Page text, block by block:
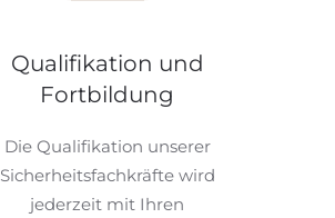
Qualifikation und
Fortbildung
Die Qualifikation unserer
Sicherheitsfachkräfte wird
jederzeit mit Ihren